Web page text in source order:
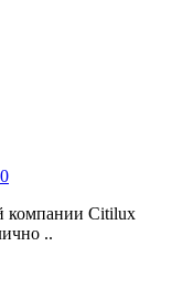
компании Citilux
..